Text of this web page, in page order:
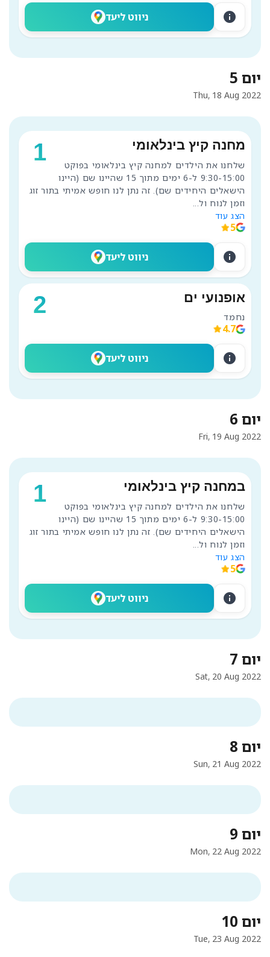
ניווט ליעד info
יום 5
Thu, 18 Aug 2022
1 מחנה קיץ בינלאומי
9:30-15:00 ל-6 ימים מתוך 15 שהיינו שם (היינו
וזמן לנוח ול...
הצג עוד
5
ניווט ליעד info
2 אופנועי ים
נחמד
4.7
ניווט ליעד info
יום 6
Fri, 19 Aug 2022
1 במחנה קיץ בינלאומי
9:30-15:00 ל-6 ימים מתוך 15 שהיינו שם (היינו
וזמן לנוח ול...
הצג עוד
5
ניווט ליעד info
יום 7
Sat, 20 Aug 2022
יום 8
Sun, 21 Aug 2022
יום 9
Mon, 22 Aug 2022
יום 10
Tue, 23 Aug 2022